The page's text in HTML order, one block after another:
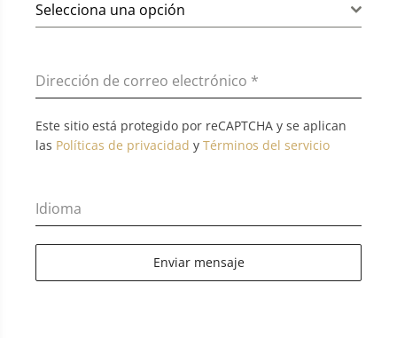
Selecciona una opción
Dirección de correo electrónico *
Este sitio está protegido por reCAPTCHA y se aplican
las Políticas de privacidad y Términos del servicio
Idioma
Enviar mensaje